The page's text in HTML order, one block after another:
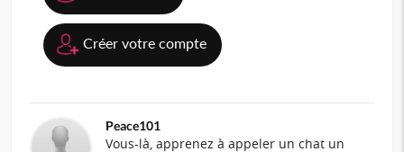
Créer votre compte
Peace101
Vous-là, apprenez à appeler un chat un